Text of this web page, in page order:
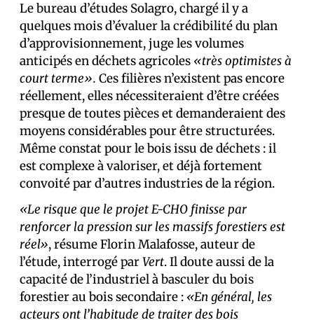
Le bureau d’études Solagro, chargé il y a
quelques mois d’évaluer la crédibilité du plan
d’approvisionnement, juge les volumes
anticipés en déchets agricoles «très optimistes à
court terme». Ces filières n’existent pas encore
réellement, elles nécessiteraient d’être créées
presque de toutes pièces et demanderaient des
moyens considérables pour être structurées.
Même constat pour le bois issu de déchets : il
est complexe à valoriser, et déjà fortement
convoité par d’autres industries de la région.
«Le risque que le projet E-CHO finisse par
renforcer la pression sur les massifs forestiers est
réel», résume Florin Malafosse, auteur de
l’étude, interrogé parVert. Il doute aussi de la
capacité de l’industriel à basculer du bois
forestier au bois secondaire : «En général, les
acteurs ont l’habitude de traiter des bois